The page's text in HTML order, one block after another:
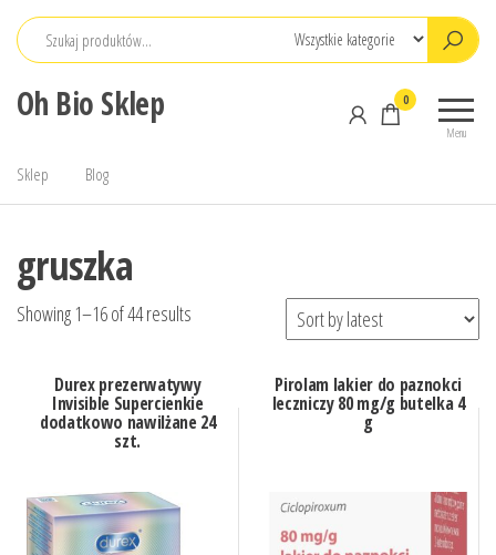
Przejdź
Oh Bio Sklep
Menu
0
Sklep Blog
gruszka
Showing 1–16 of 44 results
Durex prezerwatywy
Invisible Supercienkie
dodatkowo nawilżane 24
szt.
Pirolam lakier do paznokci
leczniczy 80 mg/g butelka 4
g